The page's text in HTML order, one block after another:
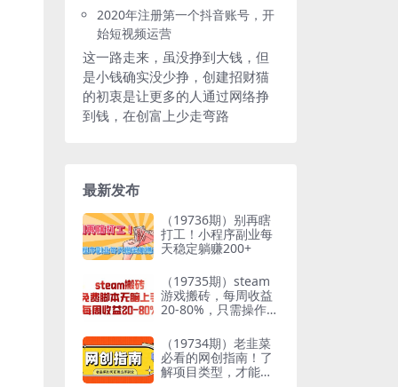
2020年注册第一个抖音账号，开
始短视频运营
这一路走来，虽没挣到大钱，但
是小钱确实没少挣，创建招财猫
的初衷是让更多的人通过网络挣
到钱，在创富上少走弯路
最新发布
（19736期）别再瞎
打工！小程序副业每
天稳定躺赚200+
（19735期）steam
游戏搬砖，每周收益
20-80%，只需操作1-
过万，零风险长期做
（19734期）老韭菜
必看的网创指南！了
解项目类型，才能找